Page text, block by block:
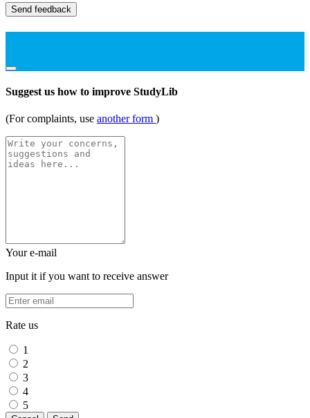
Send feedback
Suggest us how to improve StudyLib
(For complaints, use another form )
Your e-mail
Input it if you want to receive answer
Rate us
1
2
3
4
5